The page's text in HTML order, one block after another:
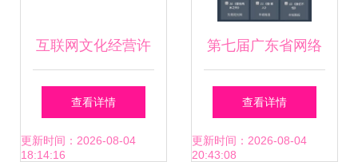
互联网文化经营许
可证（文网文）代
办全解析——聚焦
查看详情
更新时间：2026-08-04
18:14:16
第七届广东省网络
文化精品投票启动
爱Ta就为Ta投上一
查看详情
更新时间：2026-08-04
20:43:08